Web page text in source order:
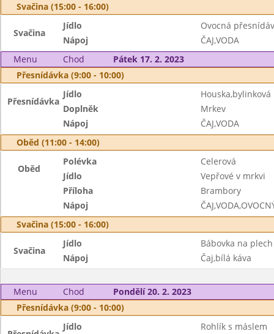
Svačina (15:00 - 16:00)
Svačina
Jídlo
Ovocná
Nápoj
ČAJ,VODA
Menu
Chod
Pátek 17. 2. 2023
Přesnídávka (9:00 - 10:00)
Přesnídávka
Jídlo
Doplněk
Mrkev
Nápoj
ČAJ,VODA
Oběd (11:00 - 14:00)
Oběd
Polévka
Celerová
Jídlo
Vepřové v mrkvi
Příloha
Brambory
Nápoj
Svačina (15:00 - 16:00)
Svačina
Jídlo
Bábovka na plech
Nápoj
Čaj,bílá káva
Menu Chod
Pondělí 20. 2. 2023
Přesnídávka (9:00 - 10:00)
Jídlo Rohlík s máslem